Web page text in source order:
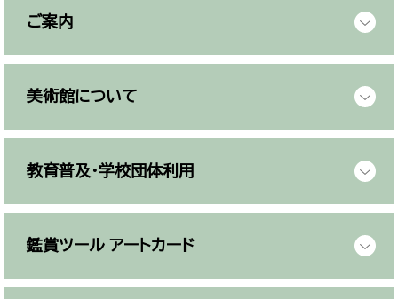
ご案内
美術館について
教育普及・学校団体利用
鑑賞ツール アートカード